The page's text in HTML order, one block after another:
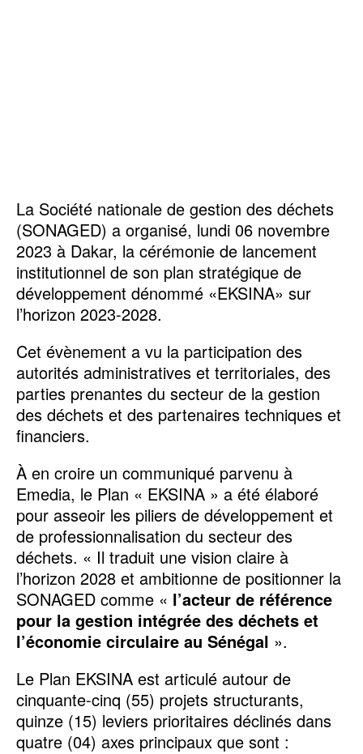
La Société nationale de gestion des déchets
(SONAGED) a organisé, lundi 06 novembre
2023 à Dakar, la cérémonie de lancement
institutionnel de son plan stratégique de
développement dénommé «EKSINA» sur
l’horizon 2023-2028.
Cet évènement a vu la participation des
autorités administratives et territoriales, des
parties prenantes du secteur de la gestion
des déchets et des partenaires techniques et
financiers.
À en croire un communiqué parvenu à
Emedia, le Plan « EKSINA » a été élaboré
pour asseoir les piliers de développement et
de professionnalisation du secteur des
déchets. « Il traduit une vision claire à
l’horizon 2028 et ambitionne de positionner la
SONAGED comme « l’acteur de référence
pour la gestion intégrée des déchets et
l’économie circulaire au Sénégal ».
Le Plan EKSINA est articulé autour de
cinquante-cinq (55) projets structurants,
quinze (15) leviers prioritaires déclinés dans
quatre (04) axes principaux que sont :